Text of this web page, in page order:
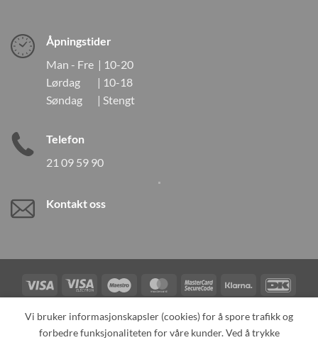
Åpningstider
Man - Fre | 10-20
Lørdag | 10-18
Søndag | Stengt
Telefon
21 09 59 90
Kontakt oss
Visa
Visa
Electron
Maestro MasterCardMasterCard
2
Klarna
Card
TILBAKEKALLINGER KONTAKT OSS OM OSS
Vi bruker informasjonskapsler (cookies) for å spore trafikk og
forbedre funksjonaliteten for våre kunder. Ved å trykke